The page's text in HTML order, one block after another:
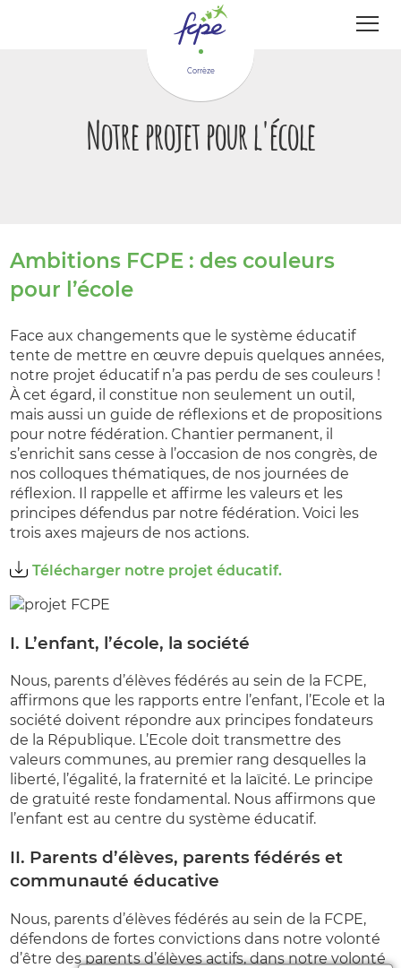
Corrèze
Notre projet pour l'école
Ambitions FCPE : des couleurs
pour l’école
Face aux changements que le système éducatif
tente de mettre en œuvre depuis quelques années,
notre projet éducatif n’a pas perdu de ses couleurs !
À cet égard, il constitue non seulement un outil,
mais aussi un guide de réflexions et de propositions
pour notre fédération. Chantier permanent, il
s’enrichit sans cesse à l’occasion de nos congrès, de
nos colloques thématiques, de nos journées de
réflexion. Il rappelle et affirme les valeurs et les
principes défendus par notre fédération. Voici les
trois axes majeurs de nos actions.
Télécharger notre projet éducatif.
I. L’enfant, l’école, la société
Nous, parents d’élèves fédérés au sein de la FCPE,
affirmons que les rapports entre l’enfant, l’Ecole et la
société doivent répondre aux principes fondateurs
de la République. L’Ecole doit transmettre des
valeurs communes, au premier rang desquelles la
liberté, l’égalité, la fraternité et la laïcité. Le principe
de gratuité reste fondamental. Nous affirmons que
l’enfant est au centre du système éducatif.
II. Parents d’élèves, parents fédérés et
communauté éducative
Nous, parents d’élèves fédérés au sein de la FCPE,
défendons de fortes convictions dans notre volonté
d’être des parents d’élèves actifs, dans notre volonté
Panneau de gestion des cookies